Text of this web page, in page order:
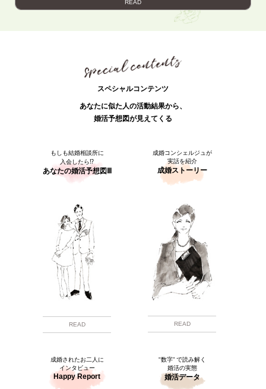
READ
スペシャルコンテンツ
あなたに似た人の活動結果から、
婚活予想図が見えてくる
もしも結婚相談所に
入会したら⁉
あなたの婚活予想図Ⅲ
READ
成婚コンシェルジュが
実話を紹介
成婚ストーリー
READ
成婚されたお二人に
インタビュー
Happy Report
"数字” で読み解く
婚活の実態
婚活データ